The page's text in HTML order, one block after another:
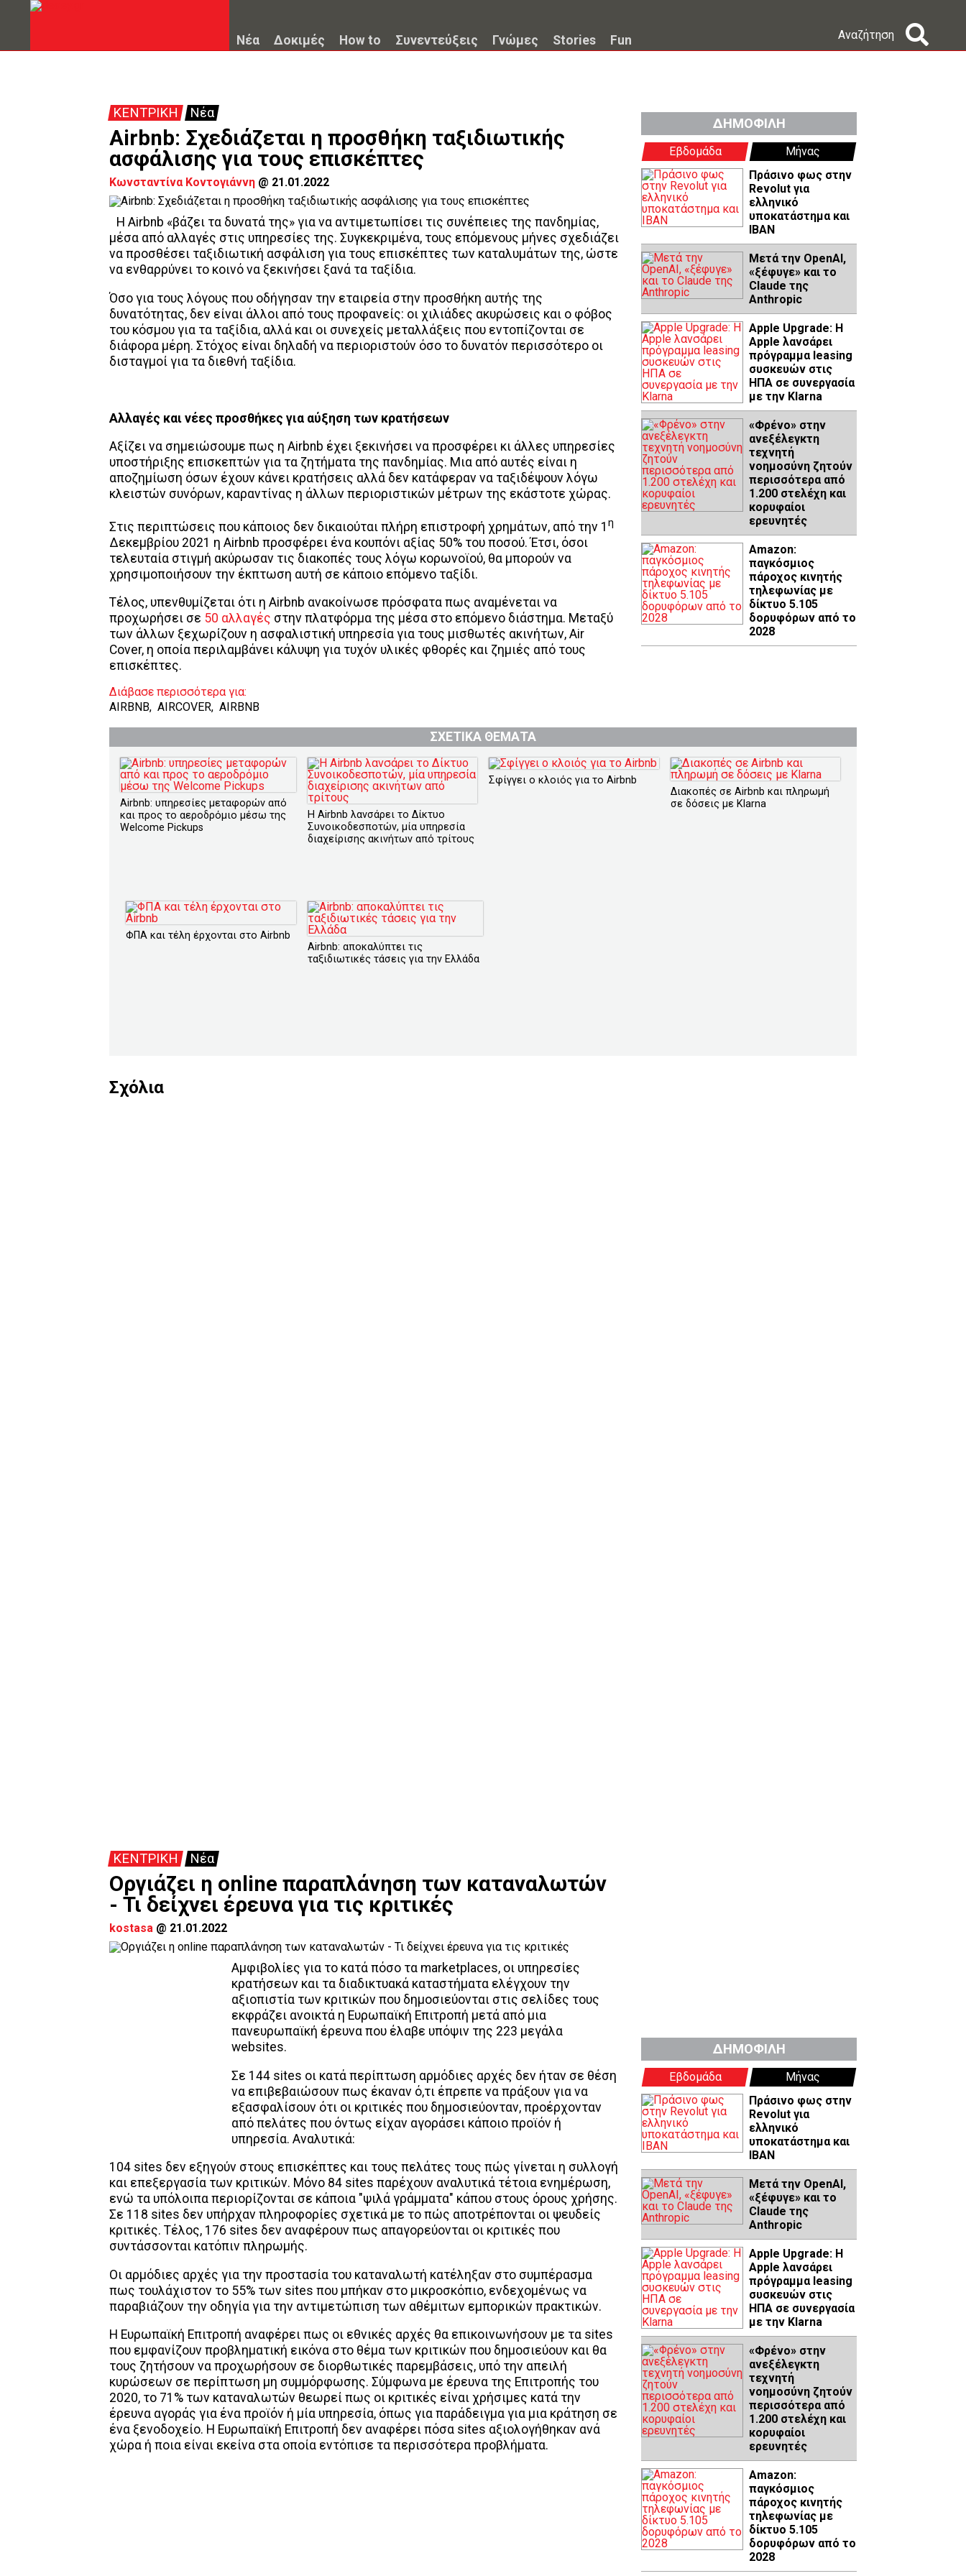
Νέα Δοκιμές How to Συνεντεύξεις Γνώμες Stories Fun Αναζήτηση
ΚΕΝΤΡΙΚΗ Νέα
Airbnb: Σχεδιάζεται η προσθήκη ταξιδιωτικής
ασφάλισης για τους επισκέπτες
Κωνσταντίνα Κοντογιάννη @ 21.01.2022
Η Airbnb «βάζει τα δυνατά της» για να αντιμετωπίσει τις συνέπειες της πανδημίας,
μέσα από αλλαγές στις υπηρεσίες της. Συγκεκριμένα, τους επόμενους μήνες σχεδιάζει
να προσθέσει ταξιδιωτική ασφάλιση για τους επισκέπτες των καταλυμάτων της, ώστε
να ενθαρρύνει το κοινό να ξεκινήσει ξανά τα ταξίδια.
Όσο για τους λόγους που οδήγησαν την εταιρεία στην προσθήκη αυτής της
δυνατότητας, δεν είναι άλλοι από τους προφανείς: οι χιλιάδες ακυρώσεις και ο φόβος
του κόσμου για τα ταξίδια, αλλά και οι συνεχείς μεταλλάξεις που εντοπίζονται σε
διάφορα μέρη. Στόχος είναι δηλαδή να περιοριστούν όσο το δυνατόν περισσότερο οι
δισταγμοί για τα διεθνή ταξίδια.
Αλλαγές και νέες προσθήκες για αύξηση των κρατήσεων
Αξίζει να σημειώσουμε πως η Airbnb έχει ξεκινήσει να προσφέρει κι άλλες υπηρεσίες
υποστήριξης επισκεπτών για τα ζητήματα της πανδημίας. Μια από αυτές είναι η
αποζημίωση όσων έχουν κάνει κρατήσεις αλλά δεν κατάφεραν να ταξιδέψουν λόγω
κλειστών συνόρων, καραντίνας η άλλων περιοριστικών μέτρων της εκάστοτε χώρας.
Στις περιπτώσεις που κάποιος δεν δικαιούται πλήρη επιστροφή χρημάτων, από την 1 η
Δεκεμβρίου 2021 η Airbnb προσφέρει ένα κουπόνι αξίας 50% του ποσού. Έτσι, όσοι
τελευταία στιγμή ακύρωσαν τις διακοπές τους λόγω κορωνοϊού, θα μπορούν να
χρησιμοποιήσουν την έκπτωση αυτή σε κάποιο επόμενο ταξίδι.
Τέλος, υπενθυμίζεται ότι η Airbnb ανακοίνωσε πρόσφατα πως αναμένεται να
προχωρήσει σε 50 αλλαγές στην πλατφόρμα της μέσα στο επόμενο διάστημα. Μεταξύ
των άλλων ξεχωρίζουν η ασφαλιστική υπηρεσία για τους μισθωτές ακινήτων, Air
Cover, η οποία περιλαμβάνει κάλυψη για τυχόν υλικές φθορές και ζημιές από τους
επισκέπτες.
ΔΗΜΟΦΙΛΗ
Εβδομάδα
Μήνας
Πράσινο φως στην
Revolut για
ελληνικό
υποκατάστημα και
IBAN
Μετά την OpenAI,
«ξέφυγε» και το
Claude της
Anthropic
Apple Upgrade: Η
Apple λανσάρει
πρόγραμμα leasing
συσκευών στις
ΗΠΑ σε συνεργασία
με την Klarna
«Φρένο» στην
ανεξέλεγκτη
τεχνητή
νοημοσύνη ζητούν
περισσότερα από
1.200 στελέχη και
κορυφαίοι
ερευνητές
Amazon:
παγκόσμιος
πάροχος κινητής
τηλεφωνίας με
δίκτυο 5.105
δορυφόρων από το
2028
Διάβασε περισσότερα για:
AIRBNB, AIRCOVER, AIRBNB
ΣΧΕΤΙΚΑ ΘΕΜΑΤΑ
Airbnb: υπηρεσίες μεταφορών από
και προς το αεροδρόμιο μέσω της
Welcome Pickups
H Airbnb λανσάρει το Δίκτυο
Συνοικοδεσποτών, μία υπηρεσία
διαχείρισης ακινήτων από τρίτους
Σφίγγει ο κλοιός για το Airbnb
Διακοπές σε Airbnb και πληρωμή
σε δόσεις με Klarna
ΦΠΑ και τέλη έρχονται στο Airbnb
Airbnb: αποκαλύπτει τις
ταξιδιωτικές τάσεις για την Ελλάδα
Σχόλια
ΚΕΝΤΡΙΚΗ Νέα
Οργιάζει η online παραπλάνηση των καταναλωτών
- Τι δείχνει έρευνα για τις κριτικές
kostasa @ 21.01.2022
Αμφιβολίες για το κατά πόσο τα marketplaces, οι υπηρεσίες
κρατήσεων και τα διαδικτυακά καταστήματα ελέγχουν την
αξιοπιστία των κριτικών που δημοσιεύονται στις σελίδες τους
εκφράζει ανοικτά η Ευρωπαϊκή Επιτροπή μετά από μια
πανευρωπαϊκή έρευνα που έλαβε υπόψιν της 223 μεγάλα
websites.
Σε 144 sites οι κατά περίπτωση αρμόδιες αρχές δεν ήταν σε θέση
να επιβεβαιώσουν πως έκαναν ό,τι έπρεπε να πράξουν για να
εξασφαλίσουν ότι οι κριτικές που δημοσιεύονταν, προέρχονταν
από πελάτες που όντως είχαν αγοράσει κάποιο προϊόν ή
υπηρεσία. Αναλυτικά:
104 sites δεν εξηγούν στους επισκέπτες και τους πελάτες τους πώς γίνεται η συλλογή
και επεξεργασία των κριτικών. Μόνο 84 sites παρέχουν αναλυτικά τέτοια ενημέρωση,
ενώ τα υπόλοιπα περιορίζονται σε κάποια "ψιλά γράμματα" κάπου στους όρους χρήσης.
Σε 118 sites δεν υπήρχαν πληροφορίες σχετικά με το πώς αποτρέπονται οι ψευδείς
κριτικές. Τέλος, 176 sites δεν αναφέρουν πως απαγορεύονται οι κριτικές που
συντάσσονται κατόπιν πληρωμής.
Οι αρμόδιες αρχές για την προστασία του καταναλωτή κατέληξαν στο συμπέρασμα
πως τουλάχιστον το 55% των sites που μπήκαν στο μικροσκόπιο, ενδεχομένως να
παραβιάζουν την οδηγία για την αντιμετώπιση των αθέμιτων εμπορικών πρακτικών.
Η Ευρωπαϊκή Επιτροπή αναφέρει πως οι εθνικές αρχές θα επικοινωνήσουν με τα sites
που εμφανίζουν προβληματική εικόνα στο θέμα των κριτικών που δημοσιεύουν και θα
τους ζητήσουν να προχωρήσουν σε διορθωτικές παρεμβάσεις, υπό την απειλή
κυρώσεων σε περίπτωση μη συμμόρφωσης. Σύμφωνα με έρευνα της Επιτροπής του
2020, το 71% των καταναλωτών θεωρεί πως οι κριτικές είναι χρήσιμες κατά την
έρευνα αγοράς για ένα προϊόν ή μία υπηρεσία, όπως για παράδειγμα για μια κράτηση σε
ένα ξενοδοχείο. Η Ευρωπαϊκή Επιτροπή δεν αναφέρει πόσα sites αξιολογήθηκαν ανά
χώρα ή ποια είναι εκείνα στα οποία εντόπισε τα περισσότερα προβλήματα.
ΔΗΜΟΦΙΛΗ
Εβδομάδα
Μήνας
Πράσινο φως στην
Revolut για
ελληνικό
υποκατάστημα και
IBAN
Μετά την OpenAI,
«ξέφυγε» και το
Claude της
Anthropic
Apple Upgrade: Η
Apple λανσάρει
πρόγραμμα leasing
συσκευών στις
ΗΠΑ σε συνεργασία
με την Klarna
«Φρένο» στην
ανεξέλεγκτη
τεχνητή
νοημοσύνη ζητούν
περισσότερα από
1.200 στελέχη και
κορυφαίοι
ερευνητές
Amazon:
παγκόσμιος
πάροχος κινητής
τηλεφωνίας με
δίκτυο 5.105
δορυφόρων από το
2028